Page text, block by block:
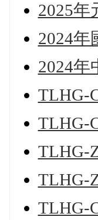
2025年
2024年
2024年
TLHG-
TLHG-
TLHG-
TLHG-
TLHG-